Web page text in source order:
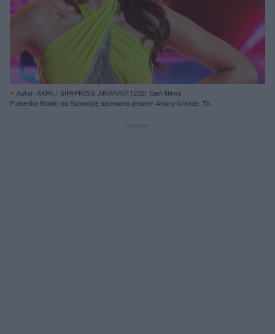
Autor: AKPA / SIPAPRESS_ARIANA011252/ East News
Piosenka Blanki na Eurowizję śpiewana głosem Ariany Grande. Ta